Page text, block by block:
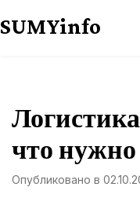
к
SUMYinfo
что
Опубликовано в